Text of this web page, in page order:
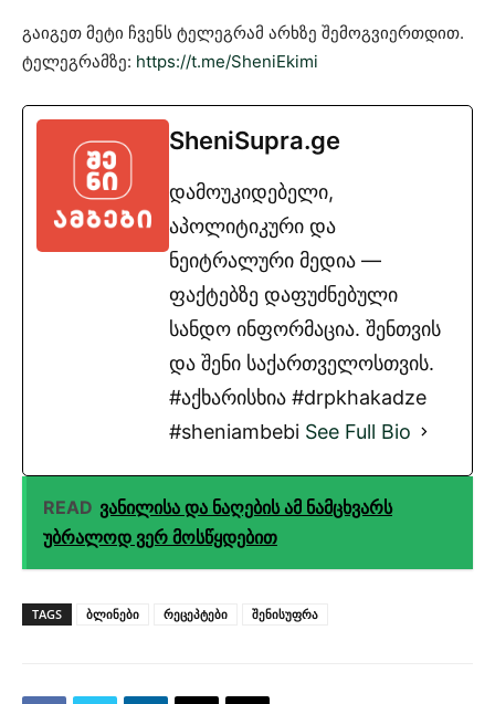
გაიგეთ მეტი ჩვენს ტელეგრამ არხზე შემოგვიერთდით.
ტელეგრამზე: https://t.me/SheniEkimi
SheniSupra.ge
დამოუკიდებელი,
აპოლიტიკური და
ნეიტრალური მედია —
ფაქტებზე დაფუძნებული
სანდო ინფორმაცია. შენთვის
და შენი საქართველოსთვის.
#აქხარისხია #drpkhakadze
#sheniambebi See Full Bio
READ ვანილისა და ნაღების ამ ნამცხვარს
უბრალოდ ვერ მოსწყდებით
TAGS ბლინები რეცეპტები შენისუფრა